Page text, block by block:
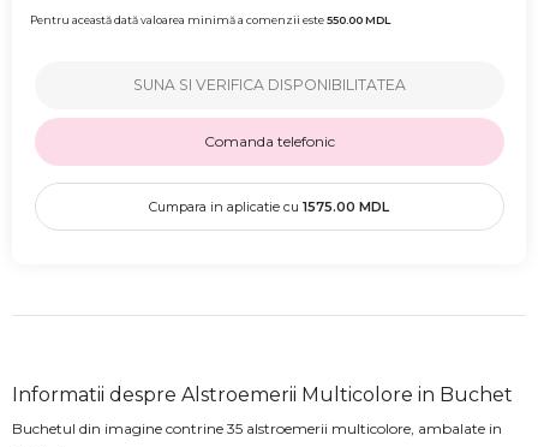
Pentru această dată valoarea minimă a comenzii este550.00MDL
SUNA SI VERIFICA DISPONIBILITATEA
Comanda telefonic
Cumpara in aplicatie cu 1575.00 MDL
Informatii despre Alstroemerii Multicolore in Buchet
Buchetul din imagine contrine 35 alstroemerii multicolore, ambalate in